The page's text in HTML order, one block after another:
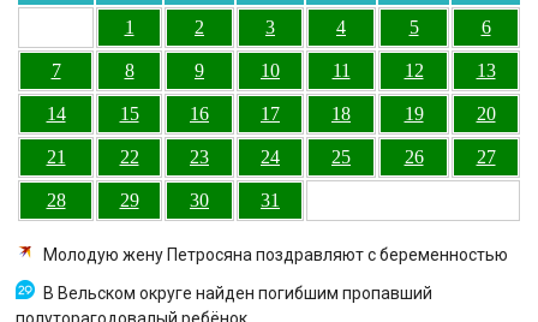
1
2 3 4 5 6
7 8 9 10 11 12 13
14 15 16 17 18 19 20
21 22 23 24 25 26 27
28 29 30 31
Молодую жену Петросяна поздравляют с беременностью
В Вельском округе найден погибшим пропавший
полуторагодовалый ребёнок